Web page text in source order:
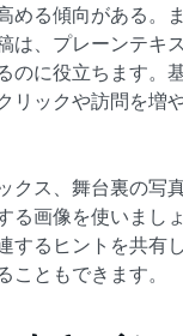
める傾向がある。
は、プレーンテキ
のに役立ちます。
リックや訪問を増
クス、舞台裏の写
る画像を使いまし
するヒントを共有
こともできます。